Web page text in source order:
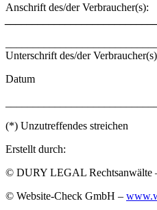
Anschrift des/der Verbraucher(s):
Unterschrift des/der
Datum
(*) Unzutreffendes streichen
Erstellt durch:
© DURY LEGAL Rechtsanwälte
© Website-Check GmbH –